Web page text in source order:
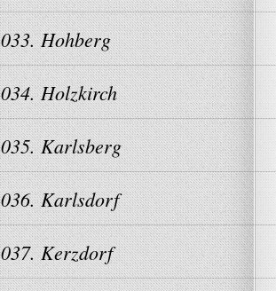
033. Hohberg
034. Holzkirch
035. Karlsberg
036. Karlsdorf
037. Kerzdorf